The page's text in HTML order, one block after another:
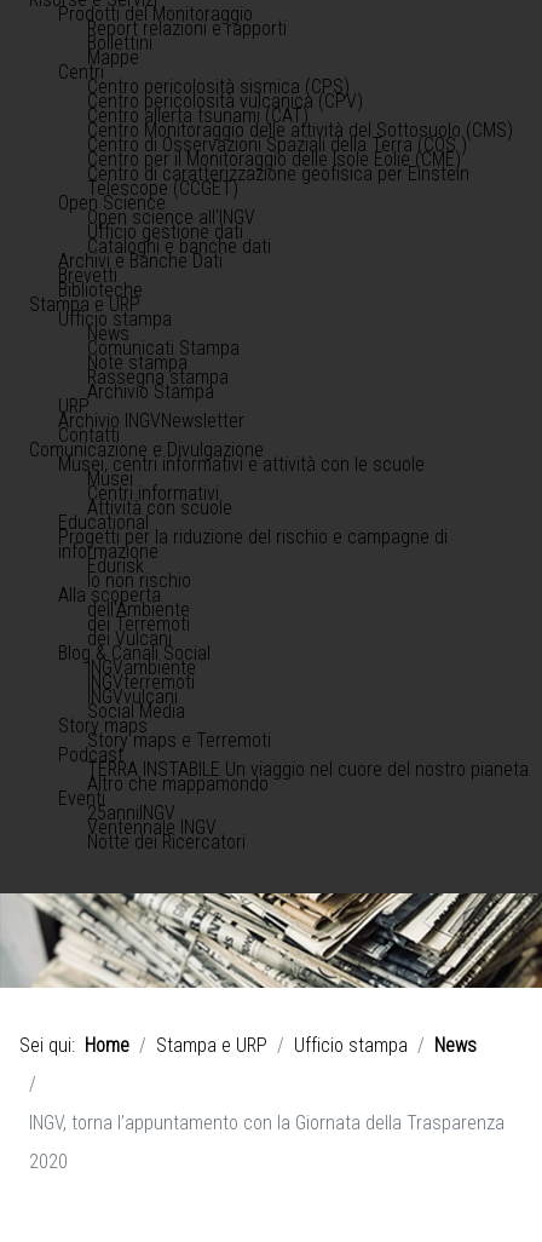
Prodotti del Monitoraggio
Report relazioni e rapporti
Bollettini
Mappe
Centri
Centro pericolosità sismica (CPS)
Centro pericolosità vulcanica (CPV)
Centro allerta tsunami (CAT)
Centro Monitoraggio delle attività del Sottosuolo (CMS)
Centro di Osservazioni Spaziali della Terra (COS )
Centro per il Monitoraggio delle Isole Eolie (CME)
Centro di caratterizzazione geofisica per Einstein
Telescope (CCGET)
Open Science
Open science all'INGV
Ufficio gestione dati
Cataloghi e banche dati
Archivi e Banche Dati
Brevetti
Biblioteche
Stampa e URP
Ufficio stampa
News
Comunicati Stampa
Note stampa
Rassegna stampa
Archivio Stampa
URP
Archivio INGVNewsletter
Contatti
Comunicazione e Divulgazione
Musei, centri informativi e attività con le scuole
Musei
Centri informativi
Attività con scuole
Educational
Progetti per la riduzione del rischio e campagne di
informazione
Edurisk
Io non rischio
Alla scoperta
dell'Ambiente
dei Terremoti
dei Vulcani
Blog & Canali Social
INGVambiente
INGVterremoti
INGVvulcani
Social Media
Story maps
Story maps e Terremoti
Podcast
TERRA INSTABILE Un viaggio nel cuore del nostro pianeta
Altro che mappamondo
Eventi
25anniINGV
Ventennale INGV
Notte dei Ricercatori
Sei qui: Home Stampa e URP Ufficio stampa News
INGV, torna l’appuntamento con la Giornata della Trasparenza
2020